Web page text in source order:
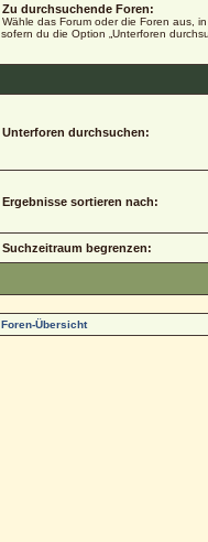
Zu durchsuchende Foren:
Wähle das Forum oder die Foren aus,
sofern du die Option „Unterforen
Unterforen durchsuchen:
Ergebnisse sortieren nach:
Suchzeitraum begrenzen:
Foren-Übersicht